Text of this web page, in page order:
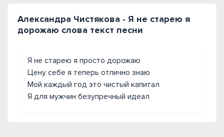
Александра Чистякова - Я не старею я
дорожаю слова текст песни
Я не старею я просто дорожаю
Цену себе я теперь отлично знаю
Мой каждый год это чистый капитал
Я для мужчин безупречный идеал